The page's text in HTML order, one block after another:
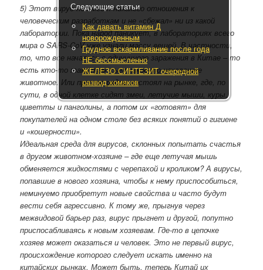
5) Этот вирус не имеет никакого отношения к
человеческим разработкам и не «сбежал» ни из какой
лаборатории. Пока народ паникует, в лабораториях всего
мира о SARS-CoV уже узнали массу вещей. В частности,
то, что все началось с единичного заражения в Китае – то
есть кто-то таки там съел какое-то нехорошее
животное. Или просто рядом постоял на рынке, где, по
сути, в одной клетке сидят змеи, летучие мыши, куры,
циветты и панголины, а потом их «готовят» для
покупателей на одном столе без всяких понятий о гигиене
и «кошерности».
Идеальная среда для вирусов, склонных попытать счастья
в другом животном-хозяине – где еще летучая мышь
обменяется жидкостями с черепахой и кроликом? А вирусы,
попавшие в нового хозяина, чтобы к нему приспособиться,
неминуемо приобретут новые свойства и часто будут
вести себя агрессивно. К тому же, прыгнув через
межвидовой барьер раз, вирус прыгнет и другой, попутно
приспосабливаясь к новым хозяевам. Где-то в цепочке
хозяев может оказаться и человек. Это не первый вирус,
происхождение которого следует искать именно на
китайских рынках. Может быть, теперь Китай их
Следующие статьи
Как давать витамин Д
новорожденным
Грудное вскармливание после года
НЕ бессмысленно
ЖЕЛЕЗО СИНТЕЗИТ очередной
развод хомяков